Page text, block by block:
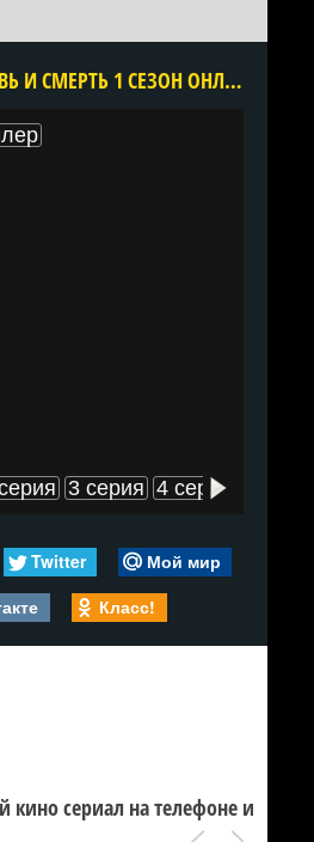
CМОТРЕТЬ ЛЮБОВЬ И СМЕРТЬ 1 СЕЗОН ОНЛАЙН В ХОРОШЕМ КАЧЕСТВЕ ВСЕ СЕРИИ ПОДРЯД БЕСПЛАТНО
3 серия 4 серия
Twitter
Мой мир
Класс!
сериал на телефоне и